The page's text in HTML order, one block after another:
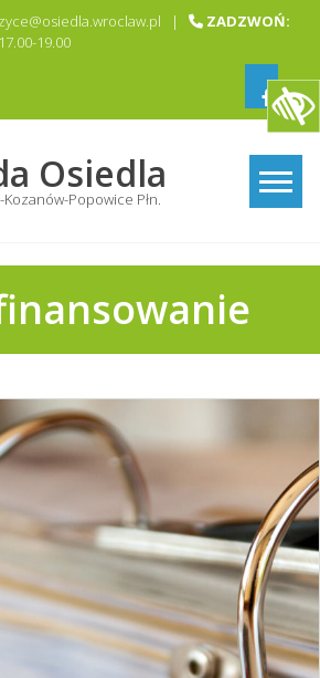
|
ZADZWOŃ:
19.00
Osiedla
Popowice Płn.